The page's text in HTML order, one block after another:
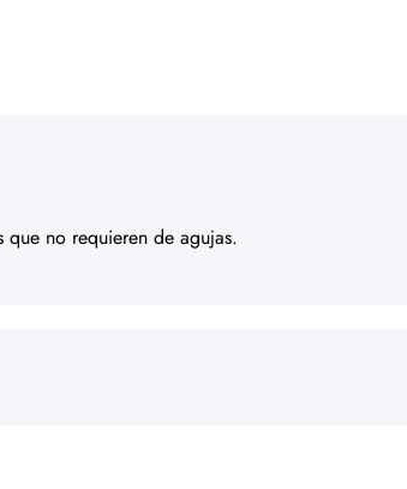
no requieren de agujas.